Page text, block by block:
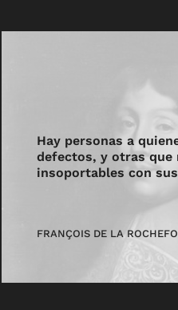
Hay personas a
defectos, y otras que
insoportables con
FRANÇOIS DE LA